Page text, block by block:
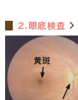
2.眼底検査